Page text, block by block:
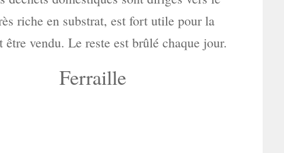
riche en substrat, est fort utile pour la
vendu. Le reste est brûlé chaque jour.
Ferraille